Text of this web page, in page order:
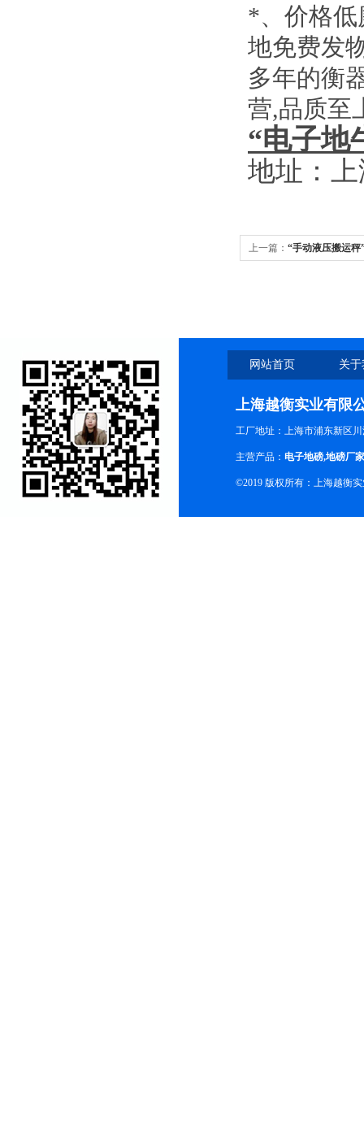
*、价格低
地免费发
多年的衡
营,品质至
“电子地
地址：
上一篇： “手动液压搬运秤
网站首页 关
上海越衡实业有限
工厂地址：上海市浦东新区川
主营产品： 电子地磅,地磅厂家
©2019 版权所有：上海越衡